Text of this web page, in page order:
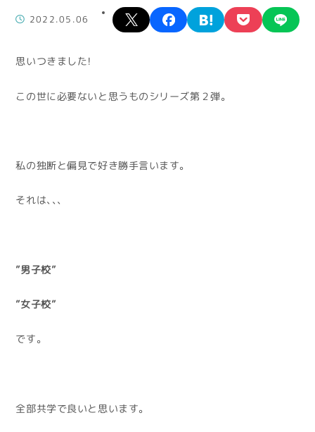
2022.05.06
X facebookhatena pocket
思いつきました！
この世に必要ないと思うものシリーズ第２弾。
私の独断と偏見で好き勝手言います。
それは、、、
”男子校”
”女子校”
です。
全部共学で良いと思います。